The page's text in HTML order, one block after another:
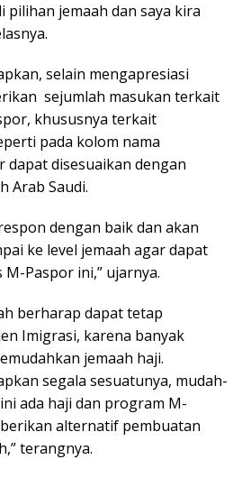
pilihan jemaah dan saya kira
selain mengapresiasi
sejumlah masukan terkait
khususnya terkait
pada kolom nama
dapat disesuaikan dengan
Arab Saudi.
dengan baik dan akan
ke level jemaah agar dapat
Paspor ini,” ujarnya.
berharap dapat tetap
Imigrasi, karena banyak
jemaah haji.
segala sesuatunya, mudah-
ada haji dan program M-
alternatif pembuatan
terangnya.